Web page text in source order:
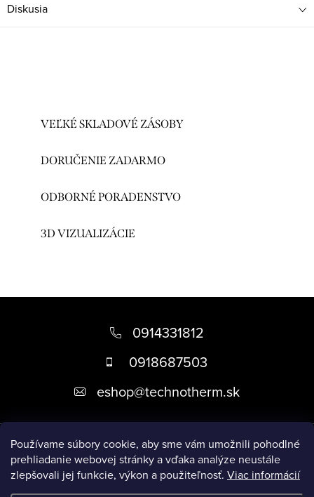
Používame súbory cookie, aby sme vám umožnili pohodlné
prehliadanie webovej stránky a vďaka analýze neustále
zlepšovali jej funkcie, výkon a použiteľnosť. Viac informácií
Diskusia
VEĽKÉ SKLADOVÉ ZÁSOBY
DORUČENIE ZADARMO
ODBORNÉ PORADENSTVO
3D VIZUALIZÁCIE
i
0914331812
0918687503
eshop@technotherm.sk
Informácie
Prijímame online platby